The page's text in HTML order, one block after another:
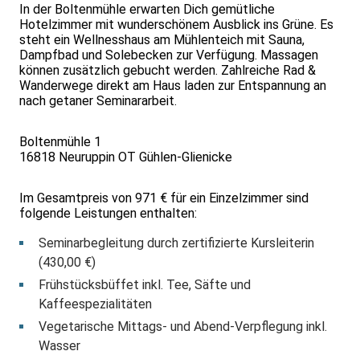
In der Boltenmühle erwarten Dich gemütliche
Hotelzimmer mit wunderschönem Ausblick ins Grüne. Es
steht ein Wellnesshaus am Mühlenteich mit Sauna,
Dampfbad und Solebecken zur Verfügung. Massagen
können zusätzlich gebucht werden. Zahlreiche Rad &
Wanderwege direkt am Haus laden zur Entspannung an
nach getaner Seminararbeit.
Boltenmühle 1
16818 Neuruppin OT Gühlen-Glienicke
Im Gesamtpreis von 971 € für ein Einzelzimmer sind
folgende Leistungen enthalten:
Seminarbegleitung durch zertifizierte Kursleiterin
(430,00 €)
Frühstücksbüffet inkl. Tee, Säfte und
Kaffeespezialitäten
Vegetarische Mittags- und Abend-Verpflegung inkl.
Wasser